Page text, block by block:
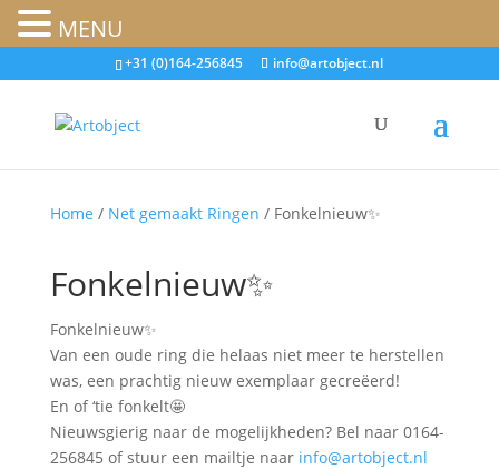
+31 (0)164-256845 info@artobject.nl
Home / Net gemaakt Ringen / Fonkelnieuw✨
Fonkelnieuw✨
Fonkelnieuw✨
Van een oude ring die helaas niet meer te herstellen
was, een prachtig nieuw exemplaar gecreëerd!
En of ‘tie fonkelt🤩
Nieuwsgierig naar de mogelijkheden? Bel naar 0164-
256845 of stuur een mailtje naar info@artobject.nl
MENU